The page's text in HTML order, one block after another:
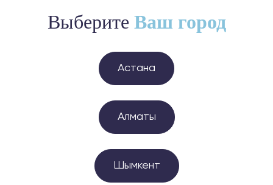
Выберите Ваш город
Астана
Алматы
Шымкент
Заказать в один клик
26 900 ₸
Заказать в один клик